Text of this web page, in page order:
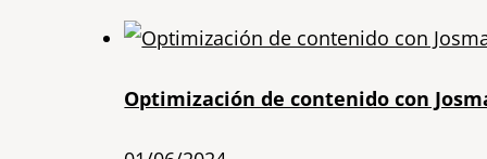
Optimización de contenido con